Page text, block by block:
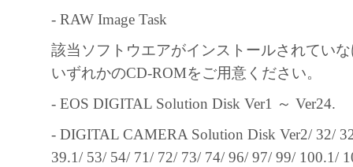
よびキヤノンのライセンサーは、本ソ
失、損害等について、いかなる場合に
任を負いません。
ユーザーは、日本国政府または該当国
許可等を得ることなしに、本ソフトウ
一部を、直接または間接に輸出しては
- RAW Image Task
該当ソフトウエアがインストールされてい
いずれかのCD-ROMをご用意ください。
- EOS DIGITAL Solution Disk Ver1 ～ Ver24.
- DIGITAL CAMERA Solution Disk Ver2/ 32/
39.1/ 53/ 54/ 71/ 72/ 73/ 74/ 96/ 97/ 99/ 100.1/